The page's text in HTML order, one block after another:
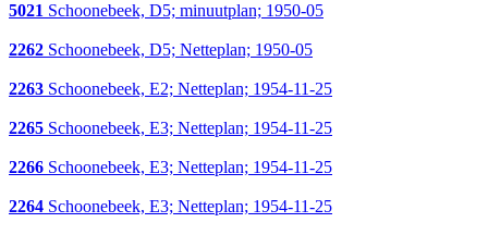
5021 Schoonebeek, D5; minuutplan; 1950-05
2262 Schoonebeek, D5; Netteplan; 1950-05
2263 Schoonebeek, E2; Netteplan; 1954-11-25
2265 Schoonebeek, E3; Netteplan; 1954-11-25
2266 Schoonebeek, E3; Netteplan; 1954-11-25
2264 Schoonebeek, E3; Netteplan; 1954-11-25